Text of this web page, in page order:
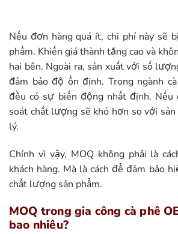
Nếu đơn hàng quá ít, chi phí này sẽ
phẩm. Khiến giá thành tăng cao và
hai bên. Ngoài ra, sản xuất với số
đảm bảo độ ổn định. Trong ngành
đều có sự biến động nhất định. Nếu
soát chất lượng sẽ khó hơn so với
lý.
Chính vì vậy, MOQ không phải là
khách hàng. Mà là cách để đảm bảo
chất lượng sản phẩm.
MOQ trong gia công cà phê
bao nhiêu?